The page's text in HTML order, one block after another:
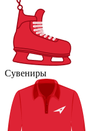
Сувениры